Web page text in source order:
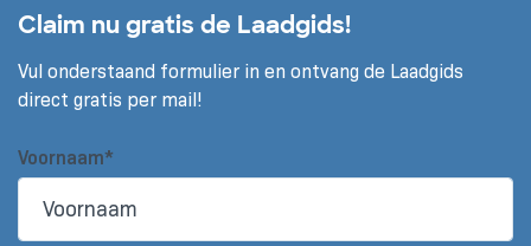
Claim nu gratis de Laadgids!
Vul onderstaand formulier in en ontvang de Laadgids
direct gratis per mail!
Voornaam*